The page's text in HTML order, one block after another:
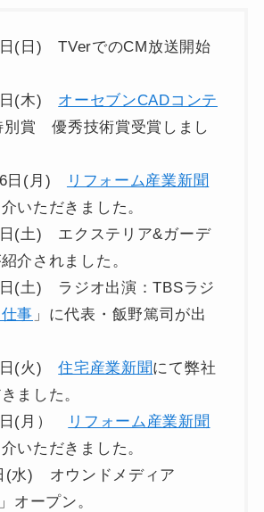
(日) TVerでのCM放送開始
日(木) オーセブンCADコンテ
賞 優秀技術賞受賞しまし
日(月)
リフォーム産業新聞
介いただきました。
(土) エクステリア&ガーデ
介されました。
(土) ラジオ出演：TBSラジ
事 」に代表・飯野篤司が出
日(火)住宅産業新聞にて弊社
ました。
日(月）
リフォーム産業新聞
いただきました。
(水) オウンドメディア
」オープン。